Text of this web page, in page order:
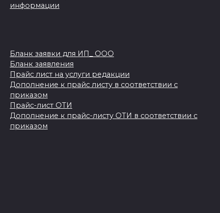
информации
Бланк заявки для ИП_ ООО
Бланк заявления
Прайс лист на услуги редакции
Дополнение к прайс листу в соответствии с
приказом
Прайс-лист ОТИ
Дополнение к прайс-листу ОТИ в соответствии с
приказом